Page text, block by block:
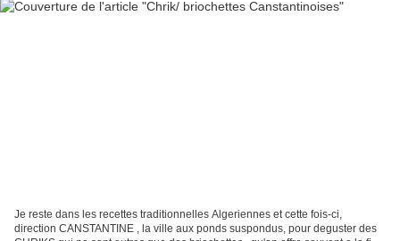
Je reste dans les recettes traditionnelles Algeriennes et cette fois-ci,
direction CANSTANTINE , la ville aux ponds suspondus, pour deguster des